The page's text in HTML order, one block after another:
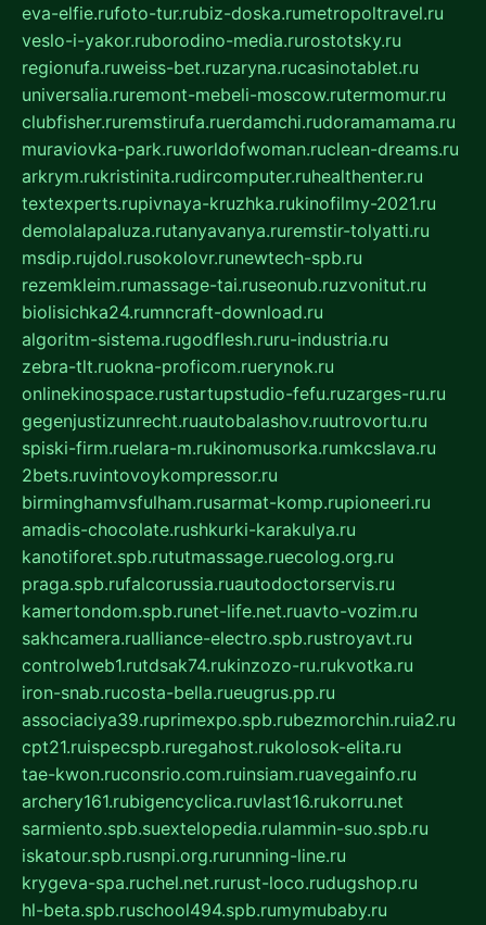
eva-elfie.rufoto-tur.rubiz-doska.rumetropoltravel.ru
veslo-i-yakor.ruborodino-media.rurostotsky.ru
regionufa.ruweiss-bet.ruzaryna.rucasinotablet.ru
universalia.ruremont-mebeli-moscow.rutermomur.ru
clubfisher.ruremstirufa.ruerdamchi.rudoramamama.ru
muraviovka-park.ruworldofwoman.ruclean-dreams.ru
arkrym.rukristinita.rudircomputer.ruhealthenter.ru
textexperts.rupivnaya-kruzhka.rukinofilmy-2021.ru
demolalapaluza.rutanyavanya.ruremstir-tolyatti.ru
msdip.rujdol.rusokolovr.runewtech-spb.ru
rezemkleim.rumassage-tai.ruseonub.ruzvonitut.ru
biolisichka24.rumncraft-download.ru
algoritm-sistema.rugodflesh.ruru-industria.ru
zebra-tlt.ruokna-proficom.ruerynok.ru
onlinekinospace.rustartupstudio-fefu.ruzarges-ru.ru
gegenjustizunrecht.ruautobalashov.ruutrovortu.ru
spiski-firm.ruelara-m.rukinomusorka.rumkcslava.ru
2bets.ruvintovoykompressor.ru
birminghamvsfulham.rusarmat-komp.rupioneeri.ru
amadis-chocolate.rushkurki-karakulya.ru
kanotiforet.spb.rututmassage.ruecolog.org.ru
praga.spb.rufalcorussia.ruautodoctorservis.ru
kamertondom.spb.runet-life.net.ruavto-vozim.ru
sakhcamera.rualliance-electro.spb.rustroyavt.ru
controlweb1.rutdsak74.rukinzozo-ru.rukvotka.ru
iron-snab.rucosta-bella.rueugrus.pp.ru
associaciya39.ruprimexpo.spb.rubezmorchin.ruia2.ru
cpt21.ruispecspb.ruregahost.rukolosok-elita.ru
tae-kwon.ruconsrio.com.ruinsiam.ruavegainfo.ru
archery161.rubigencyclica.ruvlast16.rukorru.net
sarmiento.spb.suextelopedia.rulammin-suo.spb.ru
iskatour.spb.rusnpi.org.rurunning-line.ru
krygeva-spa.ruchel.net.rurust-loco.rudugshop.ru
hl-beta.spb.ruschool494.spb.rumymubaby.ru